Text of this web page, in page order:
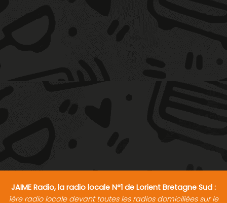
JAIME Radio, la radio locale N°1 de Lorient Bretagne Sud :
1ère radio locale devant toutes les radios domiciliées sur le